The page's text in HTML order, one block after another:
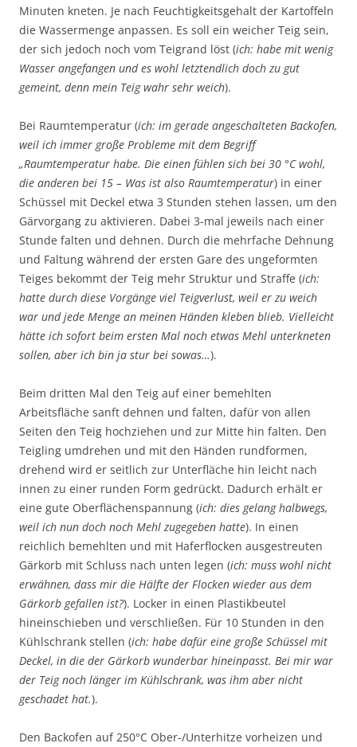
Minuten kneten. Je nach Feuchtigkeitsgehalt der Kartoffeln
die Wassermenge anpassen. Es soll ein weicher Teig sein,
der sich jedoch noch vom Teigrand löst (ich: habe mit wenig
Wasser angefangen und es wohl letztendlich doch zu gut
gemeint, denn mein Teig wahr sehr weich).
Bei Raumtemperatur (ich: im gerade angeschalteten Backofen,
weil ich immer große Probleme mit dem Begriff
„Raumtemperatur habe. Die einen fühlen sich bei 30 °C wohl,
die anderen bei 15 – Was ist also Raumtemperatur) in einer
Schüssel mit Deckel etwa 3 Stunden stehen lassen, um den
Gärvorgang zu aktivieren. Dabei 3-mal jeweils nach einer
Stunde falten und dehnen. Durch die mehrfache Dehnung
und Faltung während der ersten Gare des ungeformten
Teiges bekommt der Teig mehr Struktur und Straffe (ich:
hatte durch diese Vorgänge viel Teigverlust, weil er zu weich
war und jede Menge an meinen Händen kleben blieb. Vielleicht
hätte ich sofort beim ersten Mal noch etwas Mehl unterkneten
sollen, aber ich bin ja stur bei sowas…).
Beim dritten Mal den Teig auf einer bemehlten
Arbeitsfläche sanft dehnen und falten, dafür von allen
Seiten den Teig hochziehen und zur Mitte hin falten. Den
Teigling umdrehen und mit den Händen rundformen,
drehend wird er seitlich zur Unterfläche hin leicht nach
innen zu einer runden Form gedrückt. Dadurch erhält er
eine gute Oberflächenspannung (ich: dies gelang halbwegs,
weil ich nun doch noch Mehl zugegeben hatte). In einen
reichlich bemehlten und mit Haferflocken ausgestreuten
Gärkorb mit Schluss nach unten legen (ich: muss wohl nicht
erwähnen, dass mir die Hälfte der Flocken wieder aus dem
Gärkorb gefallen ist?). Locker in einen Plastikbeutel
hineinschieben und verschließen. Für 10 Stunden in den
Kühlschrank stellen (ich: habe dafür eine große Schüssel mit
Deckel, in die der Gärkorb wunderbar hineinpasst. Bei mir war
der Teig noch länger im Kühlschrank, was ihm aber nicht
geschadet hat.).
Den Backofen auf 250°C Ober-/Unterhitze vorheizen und